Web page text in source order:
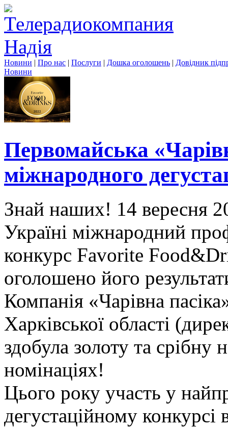
Новини | Про нас | Послуги | Дошка оголошень | Довідник
Новини
Первомайська
міжнародного
Знай наших! 14 вересня
Україні міжнародний
конкурс Favorite
оголошено його
Компанія «Чарівна
Харківської області
здобула золоту та срібну
номінаціях!
Цього року участь у
дегустаційному конкурсі